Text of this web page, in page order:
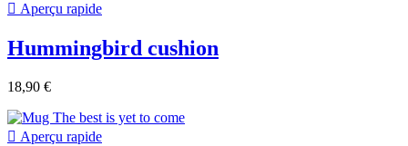
 Aperçu rapide
Hummingbird cushion
18,90 €
 Aperçu rapide